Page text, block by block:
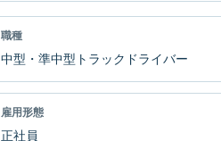
職種
中型・準中型トラックドライバー
雇用形態
正社員